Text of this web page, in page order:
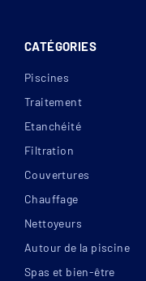
CATÉGORIES
Piscines
Traitement
Etanchéité
Filtration
Couvertures
Chauffage
Nettoyeurs
Autour de la piscine
Spas et bien-être